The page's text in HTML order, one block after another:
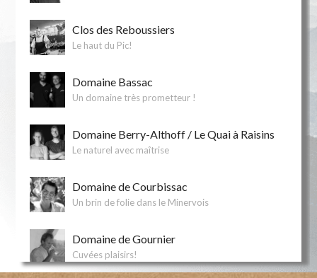
Clos des Reboussiers
Le haut du Pic!
Domaine Bassac
Un domaine très prometteur !
Domaine Berry-Althoff / Le Quai à Raisins
Le naturel avec maîtrise
Domaine de Courbissac
Un brin de folie dans le Minervois
Domaine de Gournier
Cuvées plaisirs!